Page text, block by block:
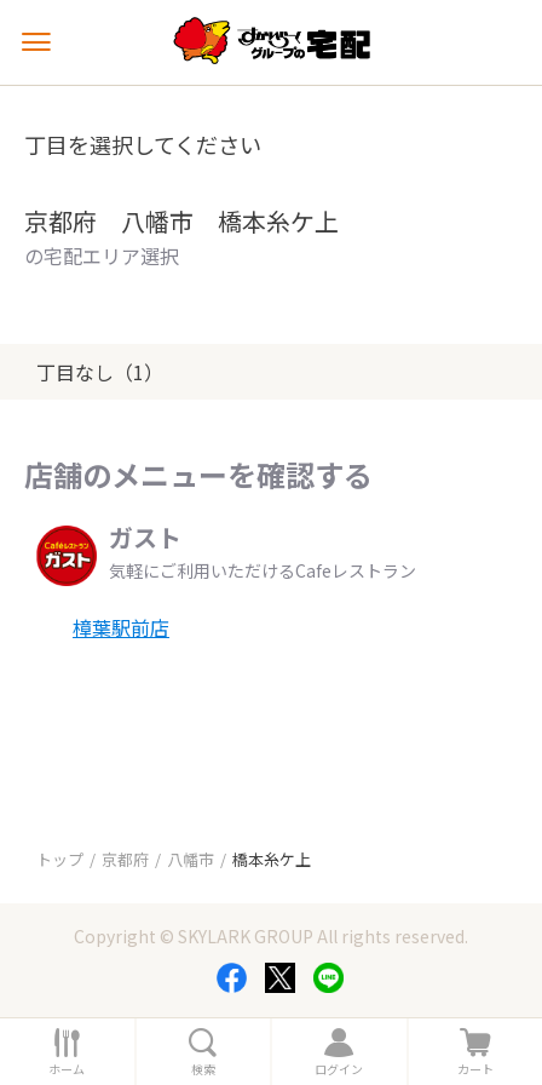
メ
ュ
を
丁目を選択してください
京都府 八幡市 橋本糸ケ上
の宅配エリア選択
丁目なし（1）
店舗のメニューを確認する
ガスト
気軽にご利用いただけるCafeレストラン
樟葉駅前店
トップ 京都府 八幡市 橋本糸ケ上
Copyright © SKYLARK GROUP All rights reserved.
ホ
ー
ホーム 索
検索
ロ
グ
ログイン
カ
ー
カート